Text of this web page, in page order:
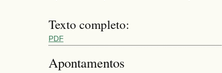
Texto completo:
PDF
Apontamentos